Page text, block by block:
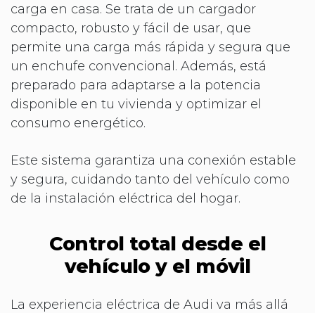
carga en casa. Se trata de un cargador
compacto, robusto y fácil de usar, que
permite una carga más rápida y segura que
un enchufe convencional. Además, está
preparado para adaptarse a la potencia
disponible en tu vivienda y optimizar el
consumo energético.
Este sistema garantiza una conexión estable
y segura, cuidando tanto del vehículo como
de la instalación eléctrica del hogar.
Control total desde el
vehículo y el móvil
La experiencia eléctrica de Audi va más allá